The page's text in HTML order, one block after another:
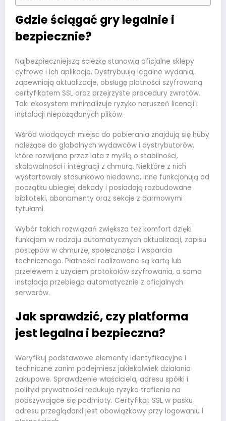
Gdzie ściągać gry legalnie i
bezpiecznie?
Najbezpieczniejszą ścieżkę stanowią oficjalne sklepy
cyfrowe i ich aplikacje. Dystrybuują legalne wydania,
zapewniają aktualizacje, obsługę płatności szyfrowaną
certyfikatem SSL oraz przejrzyste procedury zwrotów.
Taki ekosystem minimalizuje ryzyko naruszeń licencji i
instalacji niepożądanych plików.
Wśród wiodących miejsc do pobierania znajdują się huby
należące do globalnych wydawców i dystrybutorów,
które rozwijano przez lata z myślą o stabilności,
skalowalności i integracji z chmurą. Niektóre z nich
wystartowały stosunkowo niedawno, inne funkcjonują od
początku ubiegłej dekady i posiadają rozbudowane
biblioteki, abonamenty oraz sekcje z darmowymi
tytułami.
Wybór takich rozwiązań zwiększa też komfort dzięki
funkcjom w rodzaju automatycznych aktualizacji, zapisu
postępów w chmurze, społeczności i wsparcia
technicznego. Płatności realizowane są kartą lub
przelewem z użyciem protokołów szyfrowania, a sama
instalacja przebiega automatycznie z oficjalnych
serwerów.
Jak sprawdzić, czy platforma
jest legalna i bezpieczna?
Weryfikuj podstawowe elementy identyfikacyjne i
techniczne zanim podejmiesz jakiekolwiek działania
zakupowe. Sprawdzenie właściciela, adresu spółki i
polityki prywatności redukuje ryzyko trafienia na
podszywające się podmioty. Certyfikat SSL w pasku
adresu przeglądarki jest obowiązkowy przy logowaniu i